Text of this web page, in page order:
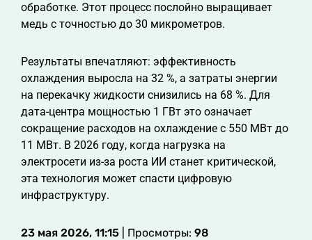
обработке. Этот процесс послойно выращивает
медь с точностью до 30 микрометров.
Результаты впечатляют: эффективность
охлаждения выросла на 32 %, а затраты энергии
на перекачку жидкости снизились на 68 %. Для
дата-центра мощностью 1 ГВт это означает
сокращение расходов на охлаждение с 550 МВт до
11 МВт. В 2026 году, когда нагрузка на
электросети из-за роста ИИ станет критической,
эта технология может спасти цифровую
инфраструктуру.
23 мая 2026, 11:15 | Просмотры: 98